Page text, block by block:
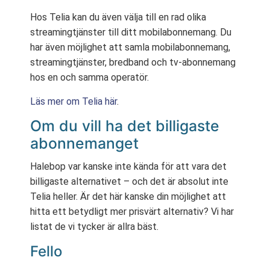
Hos Telia kan du även välja till en rad olika
streamingtjänster till ditt mobilabonnemang. Du
har även möjlighet att samla mobilabonnemang,
streamingtjänster, bredband och tv-abonnemang
hos en och samma operatör.
Läs mer om Telia här.
Om du vill ha det billigaste
abonnemanget
Halebop var kanske inte kända för att vara det
billigaste alternativet – och det är absolut inte
Telia heller. Är det här kanske din möjlighet att
hitta ett betydligt mer prisvärt alternativ? Vi har
listat de vi tycker är allra bäst.
Fello